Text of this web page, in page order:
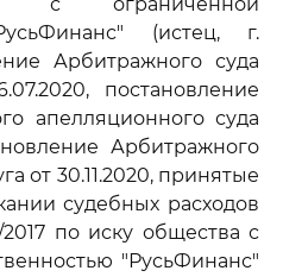
(истец, г.
Арбитражного суда
постановление
апелляционного суда
Арбитражного
от 30.11.2020, принятые
судебных расходов
по иску общества с
"РусьФинанс"